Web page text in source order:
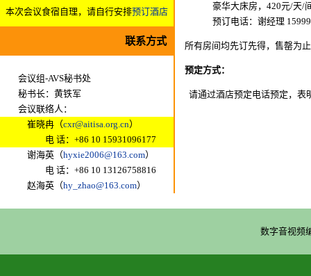
本次会议食宿自理，请自行安排预订酒店
联系方式
会议组-AVS秘书处
秘书长：黄铁军
会议联络人：
崔晓冉（cxr@aitisa.org.cn）
电 话：+86 10 15931096177
谢海英（hyxie2006@163.com）
电 话：+86 10 13126758816
赵海英（hy_zhao@163.com）
豪华大床房，420元/天/
预订电话：谢经理
所有房间均先订先得，售罄为
预定方式：
请通过酒店预定电话预定，表
数字音视频